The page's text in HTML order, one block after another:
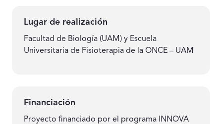
Lugar de realización
Facultad de Biología (UAM) y Escuela
Universitaria de Fisioterapia de la ONCE – UAM
Financiación
Proyecto financiado por el programa INNOVA